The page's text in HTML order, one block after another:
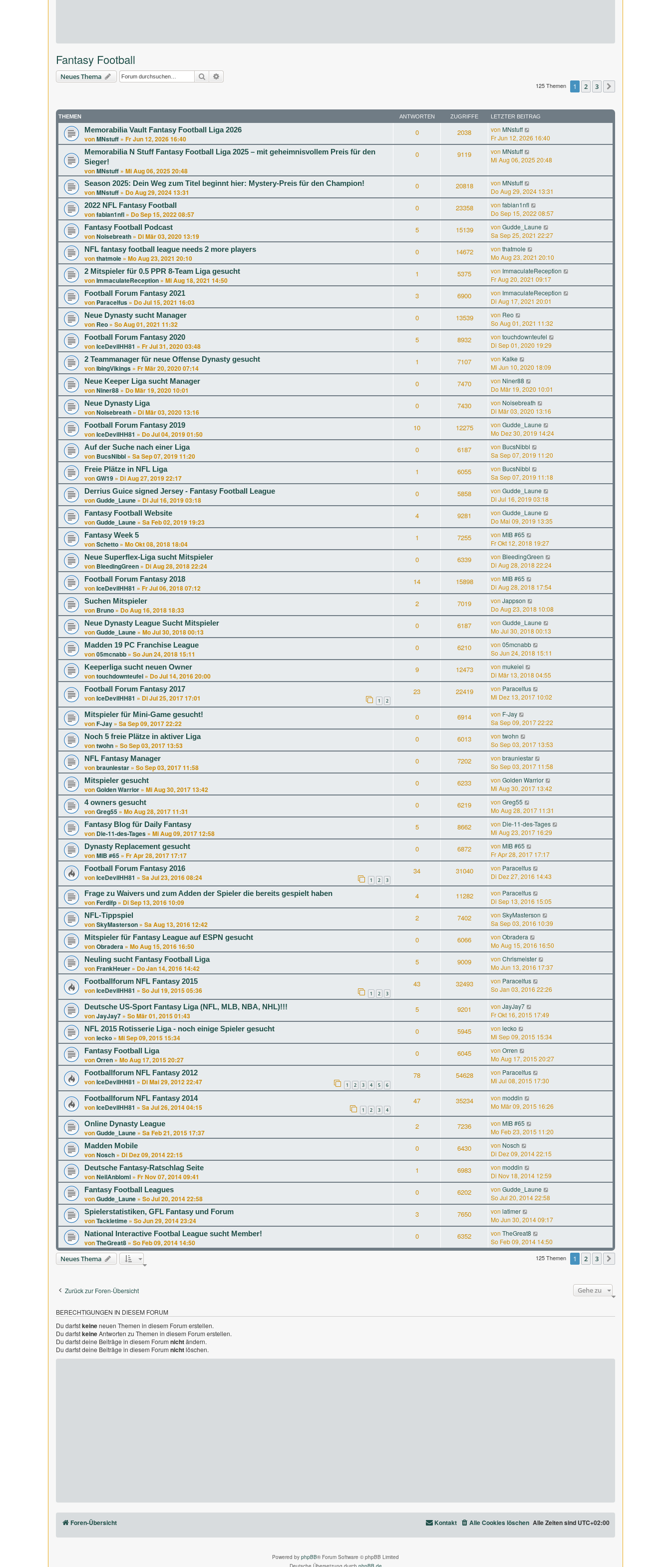
Fantasy Football
Neues Thema Suche
125 Themen 1 2 3
THEMEN ANTWORTEN ZUGRIFFE LETZTER BEITRAG
Memorabilia Vault Fantasy Football Liga 2026
vonMNstuff » Fr Jun 12, 2026 16:40
0 2038 von MNstuff
Fr Jun 12, 2026 16:40
Memorabilia N Stuff Fantasy Football Liga 2025 – mit geheimnisvollem Preis für den
Sieger!
vonMNstuff » Mi Aug 06, 2025 20:48
0 9119 von MNstuff
Mi Aug 06, 2025 20:48
Season 2025: Dein Weg zum Titel beginnt hier: Mystery-Preis für den Champion!
vonMNstuff » Do Aug 29, 2024 13:31
0 20818 von MNstuff
Do Aug 29, 2024 13:31
2022 NFL Fantasy Football
vonfabian1nfl » Do Sep 15, 2022 08:57
0 23358 von fabian1nfl
Do Sep 15, 2022 08:57
Fantasy Football Podcast
vonNoisebreath » Di Mär 03, 2020 13:19
5 15139 von Gudde_Laune
Sa Sep 25, 2021 22:27
NFL fantasy football league needs 2 more players
vonthatmole » Mo Aug 23, 2021 20:10
0 14672 von thatmole
Mo Aug 23, 2021 20:10
2 Mitspieler für 0.5 PPR 8-Team Liga gesucht
vonImmaculateReception » Mi Aug 18, 2021 14:50
1 5375 von ImmaculateReception
Fr Aug 20, 2021 09:17
Football Forum Fantasy 2021
von Paracelfus » Do Jul 15, 2021 16:03
3 6900 von ImmaculateReception
Di Aug 17, 2021 20:01
Neue Dynasty sucht Manager
von Reo » So Aug 01, 2021 11:32
0 13539 von Reo
So Aug 01, 2021 11:32
Football Forum Fantasy 2020
vonIceDevilHH81 » Fr Jul 31, 2020 03:48
5 8932 von touchdownteufel
Di Sep 01, 2020 19:29
2 Teammanager für neue Offense Dynasty gesucht
vonIbingVikings » Fr Mär 20, 2020 07:14
1 7107 von Kalke
Mi Jun 10, 2020 18:09
Neue Keeper Liga sucht Manager
vonNiner88 » Do Mär 19, 2020 10:01
0 7470 von Niner88
Do Mär 19, 2020 10:01
Neue Dynasty Liga
vonNoisebreath » Di Mär 03, 2020 13:16
0 7430 von Noisebreath
Di Mär 03, 2020 13:16
Football Forum Fantasy 2019
vonIceDevilHH81 » Do Jul 04, 2019 01:50
10 12275 von Gudde_Laune
Mo Dez 30, 2019 14:24
Auf der Suche nach einer Liga
von BucsNibbl » Sa Sep 07, 2019 11:20
0 6187 von BucsNibbl
Sa Sep 07, 2019 11:20
Freie Plätze in NFL Liga
vonGW19 » Di Aug 27, 2019 22:17
1 6055 von BucsNibbl
Sa Sep 07, 2019 11:18
Derrius Guice signed Jersey - Fantasy Football League
vonGudde_Laune » Di Jul 16, 2019 03:18
0 5858 von Gudde_Laune
Di Jul 16, 2019 03:18
Fantasy Football Website
vonGudde_Laune » Sa Feb 02, 2019 19:23
4 9281 von Gudde_Laune
Do Mai 09, 2019 13:35
Fantasy Week 5
vonSchetto » Mo Okt 08, 2018 18:04
1 7255 von MIB #65
Fr Okt 12, 2018 19:27
Neue Superflex-Liga sucht Mitspieler
von BleedingGreen » Di Aug 28, 2018 22:24
0 6339 von BleedingGreen
Di Aug 28, 2018 22:24
Football Forum Fantasy 2018
vonIceDevilHH81 » Fr Jul 06, 2018 07:12
14 15898 von MIB #65
Di Aug 28, 2018 17:54
Suchen Mitspieler
von Bruno » Do Aug 16, 2018 18:33
2 7019 von Jappson
Do Aug 23, 2018 10:08
Neue Dynasty League Sucht Mitspieler
vonGudde_Laune » Mo Jul 30, 2018 00:13
0 6187 von Gudde_Laune
Mo Jul 30, 2018 00:13
Madden 19 PC Franchise League
von05mcnabb » So Jun 24, 2018 15:11
0 6210 von 05mcnabb
So Jun 24, 2018 15:11
Keeperliga sucht neuen Owner
vontouchdownteufel » Do Jul 14, 2016 20:00
9 12473 von mukeiei
Di Mär 13, 2018 04:55
Football Forum Fantasy 2017
vonIceDevilHH81 » Di Jul 25, 2017 17:01 1 2
23 22419 von Paracelfus
Mi Dez 13, 2017 10:02
Mitspieler für Mini-Game gesucht!
von F-Jay » Sa Sep 09, 2017 22:22
0 6914 von F-Jay
Sa Sep 09, 2017 22:22
Noch 5 freie Plätze in aktiver Liga
vontwohn » So Sep 03, 2017 13:53
0 6013 von twohn
So Sep 03, 2017 13:53
NFL Fantasy Manager
vonbrauniestar » So Sep 03, 2017 11:58
0 7202 von brauniestar
So Sep 03, 2017 11:58
Mitspieler gesucht
vonGolden Warrior » Mi Aug 30, 2017 13:42
0 6233 von Golden Warrior
Mi Aug 30, 2017 13:42
4 owners gesucht
vonGreg55 » Mo Aug 28, 2017 11:31
0 6219 von Greg55
Mo Aug 28, 2017 11:31
Fantasy Blog für Daily Fantasy
von Die-11-des-Tages » Mi Aug 09, 2017 12:58
5 8662 von Die-11-des-Tages
Mi Aug 23, 2017 16:29
Dynasty Replacement gesucht
vonMIB #65 » Fr Apr 28, 2017 17:17
0 6872 von MIB #65
Fr Apr 28, 2017 17:17
Football Forum Fantasy 2016
vonIceDevilHH81 » Sa Jul 23, 2016 08:24 1 2 3
34 31040 von Paracelfus
Di Dez 27, 2016 14:43
Frage zu Waivers und zum Adden der Spieler die bereits gespielt haben
von Ferdifp » Di Sep 13, 2016 10:09
4 11282 von Paracelfus
Di Sep 13, 2016 15:05
NFL-Tippspiel
vonSkyMasterson » Sa Aug 13, 2016 12:42
2 7402 von SkyMasterson
Sa Sep 03, 2016 10:39
Mitspieler für Fantasy League auf ESPN gesucht
vonObradera » Mo Aug 15, 2016 16:50
0 6066 von Obradera
Mo Aug 15, 2016 16:50
Neuling sucht Fantasy Football Liga
von FrankHeuer » Do Jan 14, 2016 14:42
5 9009 von Chrismeister
Mo Jun 13, 2016 17:37
Footballforum NFL Fantasy 2015
vonIceDevilHH81 » So Jul 19, 2015 05:36 1 2 3
43 32493 von Paracelfus
So Jan 03, 2016 22:26
Deutsche US-Sport Fantasy Liga (NFL, MLB, NBA, NHL)!!!
vonJayJay7 » So Mär 01, 2015 01:43
5 9201 von JayJay7
Fr Okt 16, 2015 17:49
NFL 2015 Rotisserie Liga - noch einige Spieler gesucht
vonlecko » Mi Sep 09, 2015 15:34
0 5945 von lecko
Mi Sep 09, 2015 15:34
Fantasy Football Liga
vonOrren » Mo Aug 17, 2015 20:27
0 6045 von Orren
Mo Aug 17, 2015 20:27
Footballforum NFL Fantasy 2012
vonIceDevilHH81 » Di Mai 29, 2012 22:47 1 2 3 4 5 6
78 54628 von Paracelfus
Mi Jul 08, 2015 17:30
Footballforum NFL Fantasy 2014
vonIceDevilHH81 » Sa Jul 26, 2014 04:15 1 2 3 4
47 35234 von moddin
Mo Mär 09, 2015 16:26
Online Dynasty League
vonGudde_Laune » Sa Feb 21, 2015 17:37
2 7236 von MIB #65
Mo Feb 23, 2015 11:20
Madden Mobile
vonNosch » Di Dez 09, 2014 22:15
0 6430 von Nosch
Di Dez 09, 2014 22:15
Deutsche Fantasy-Ratschlag Seite
vonNeilAnblomi » Fr Nov 07, 2014 09:41
1 6983 von moddin
Di Nov 18, 2014 12:59
Fantasy Football Leagues
vonGudde_Laune » So Jul 20, 2014 22:58
0 6202 von Gudde_Laune
So Jul 20, 2014 22:58
Spielerstatistiken, GFL Fantasy und Forum
vonTackletime » So Jun 29, 2014 23:24
3 7650 von latimer
Mo Jun 30, 2014 09:17
National Interactive Footbal League sucht Member!
vonTheGreat8 » So Feb 09, 2014 14:50
0 6352 von TheGreat8
So Feb 09, 2014 14:50
Neues Thema 125 Themen 1 2 3
Zurück zur Foren-Übersicht Gehe zu
BERECHTIGUNGEN IN DIESEM FORUM
Du darfstkeineneuen Themen in diesem Forum erstellen.
Du darfstkeineAntworten zu Themen in diesem Forum erstellen.
Du darfst deine Beiträge in diesem Forumnichtändern.
Du darfst deine Beiträge in diesem Forumnichtlöschen.
Foren-Übersicht Alle Zeiten sind UTC+02:00
Alle Cookies löschen
Kontakt
Powered by phpBB® Forum Software © phpBB Limited